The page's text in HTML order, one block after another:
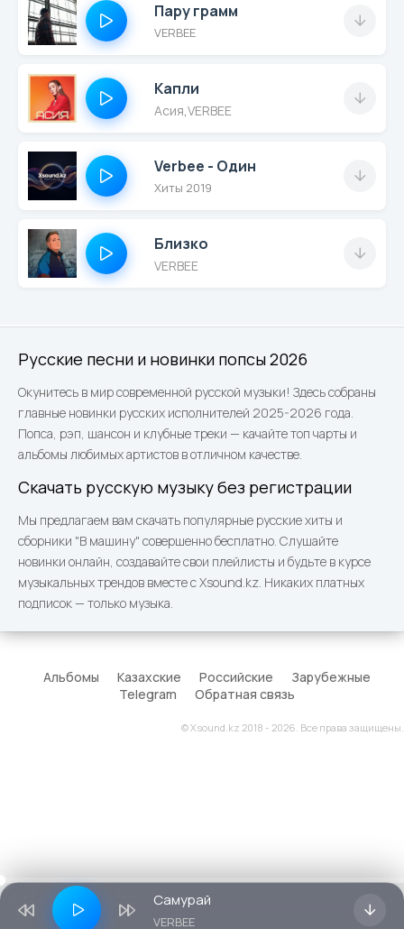
Русские песни и новинки попсы 2026
Окунитесь в мир современной русской музыки! Здесь собраны
главные новинки русских исполнителей 2025-2026 года.
Попса, рэп, шансон и клубные треки — качайте топ чарты и
альбомы любимых артистов в отличном качестве.
Скачать русскую музыку без регистрации
Мы предлагаем вам скачать популярные русские хиты и
сборники "В машину" совершенно бесплатно. Слушайте
новинки онлайн, создавайте свои плейлисты и будьте в курсе
музыкальных трендов вместе с Xsound.kz. Никаких платных
подписок — только музыка.
Пару грамм
VERBEE
Капли
Асия VERBEE
Verbee - Один
Хиты 2019
Близко
VERBEE
Альбомы Казахские Российские
Зарубежные
Telegram
Обратная связь
© Xsound.kz 2018 - 2026. Все права защищены.
Самурай
VERBEE